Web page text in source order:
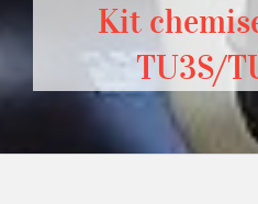
Kit
TU3S/